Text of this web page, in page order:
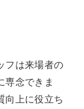
フは来場者の
専念できま
向上に役立ち